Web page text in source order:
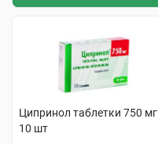
Ципринол таблетки 750 мг
10 шт